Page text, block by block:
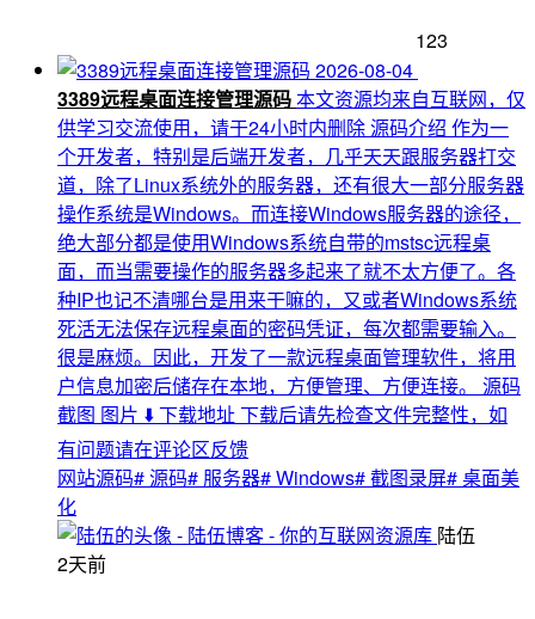
123
2026-08-04
3389远程桌面连接管理源码本文资源均来自互联网，仅
供学习交流使用，请于24小时内删除 源码介绍 作为一
个开发者，特别是后端开发者，几乎天天跟服务器打交
道，除了Linux系统外的服务器，还有很大一部分服务器
操作系统是Windows。而连接Windows服务器的途径，
绝大部分都是使用Windows系统自带的mstsc远程桌
面，而当需要操作的服务器多起来了就不太方便了。各
种IP也记不清哪台是用来干嘛的，又或者Windows系统
死活无法保存远程桌面的密码凭证，每次都需要输入。
很是麻烦。因此，开发了一款远程桌面管理软件，将用
户信息加密后储存在本地，方便管理、方便连接。 源码
截图 图片 ⬇️ 下载地址 下载后请先检查文件完整性，如
有问题请在评论区反馈
网站源码# 源码# 服务器# Windows# 截图录屏# 桌面美
化
陆伍
2天前